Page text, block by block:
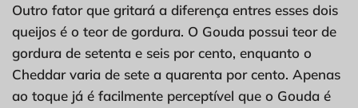
Outro fator que gritará a diferença entres esses dois
queijos é o teor de gordura. O Gouda possui teor de
gordura de setenta e seis por cento, enquanto o
Cheddar varia de sete a quarenta por cento. Apenas
ao toque já é facilmente perceptível que o Gouda é